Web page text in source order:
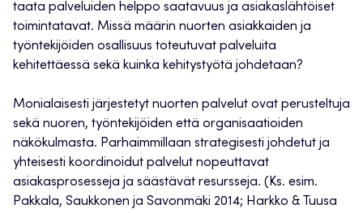
taata palveluiden helppo saatavuus ja asiakaslähtöiset
toimintatavat. Missä määrin nuorten asiakkaiden ja
työntekijöiden osallisuus toteutuvat palveluita
kehitettäessä sekä kuinka kehitystyötä johdetaan?
Monialaisesti järjestetyt nuorten palvelut ovat perusteltuja
sekä nuoren, työntekijöiden että organisaatioiden
näkökulmasta. Parhaimmillaan strategisesti johdetut ja
yhteisesti koordinoidut palvelut nopeuttavat
asiakasprosesseja ja säästävät resursseja. (Ks. esim.
Pakkala, Saukkonen ja Savonmäki 2014; Harkko & Tuusa